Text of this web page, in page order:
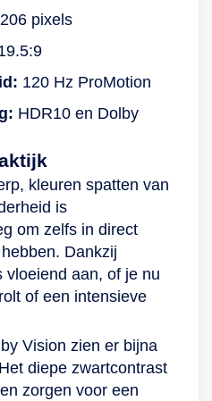
pixels
120 Hz ProMotion
HDR10 en Dolby
kleuren spatten van
is
om zelfs in direct
Dankzij
vloeiend aan, of je nu
of een intensieve
Vision zien er bijna
diepe zwartcontrast
zorgen voor een